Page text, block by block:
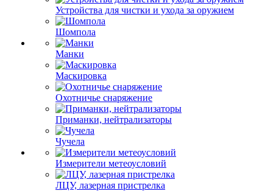
Устройства для чистки и ухода за оружием
Шомпола
Манки
Маскировка
Охотничье снаряжение
Приманки, нейтрализаторы
Чучела
Измерители метеоусловий
ЛЦУ, лазерная пристрелка